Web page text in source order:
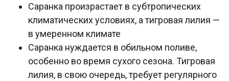
Саранка произрастает в субтропических
климатических условиях, а тигровая лилия —
в умеренном климате
Саранка нуждается в обильном поливе,
особенно во время сухого сезона. Тигровая
лилия, в свою очередь, требует регулярного